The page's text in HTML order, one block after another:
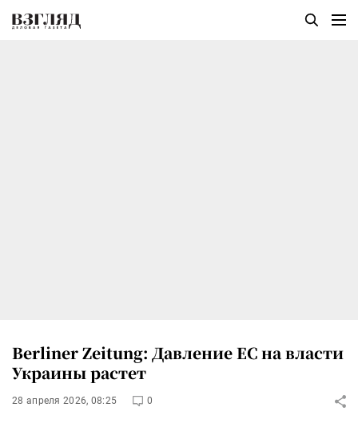
Berliner Zeitung: Давление ЕС на власти
Украины растет
28 апреля 2026, 08:25 0